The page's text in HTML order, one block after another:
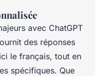
avec ChatGPT
des réponses
le français, tout en
spécifiques. Que